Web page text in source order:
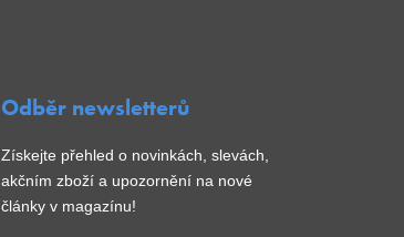
Odběr newsletterů
Získejte přehled o novinkách, slevách,
akčním zboží a upozornění na nové
články v magazínu!